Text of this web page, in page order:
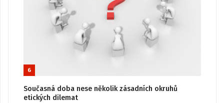
6
Současná doba nese několik zásadních okruhů
etických dilemat